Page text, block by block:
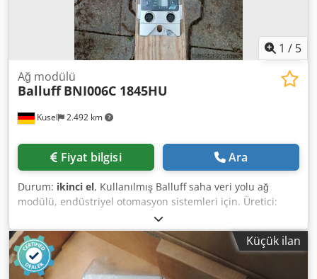
1 / 5
Kusel 2.492 km
Ağ modülü
Balluff BNI006C 1845HU
Fiyat bilgisi Ara
Durum: ikinci el, Kullanılmış Balluff saha veri yolu ağ
modülü, endüstriyel otomasyon sistemleri için. Üretici:
Balluff Cedpfx Akjzr T Ucjvjrf Ürün tipi: Ağ modülü Model:
BNI006C 1845HU Kullanım alanı: Endüstriyel otomasyon
İletişim: Endüstriyel Ethernet / Saha veri yolu Bağlantı türü:
M12 Montaj türü: Saha montajı Koruma sınıfı: IP67
Uygunluk: Sensör ve aktüatör bağlantısı için Durum:
Küçük ilan